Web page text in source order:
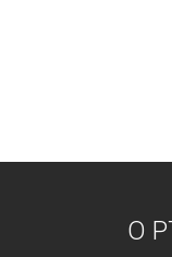
O